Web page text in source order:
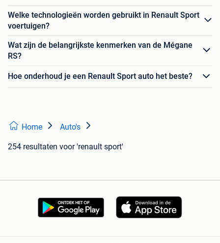
Welke technologieën worden gebruikt in Renault Sport
voertuigen?
Wat zijn de belangrijkste kenmerken van de Mégane
RS?
Hoe onderhoud je een Renault Sport auto het beste?
Home Auto's
254 resultaten voor 'renault sport'